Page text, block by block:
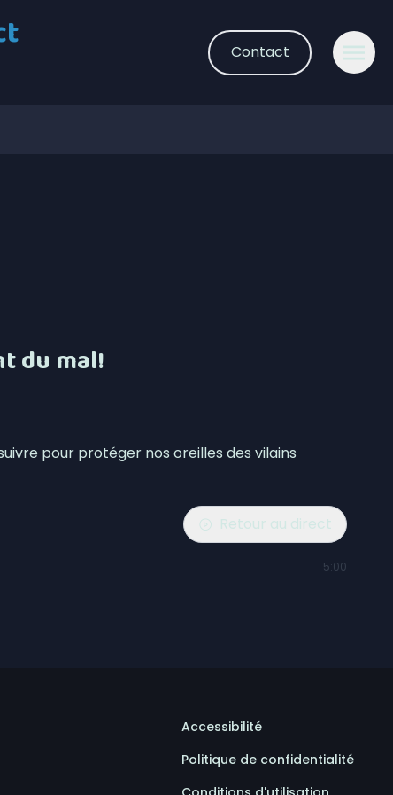
Contact
du mal!
pour protéger nos oreilles des vilains
Retour au direct
5:00
Accessibilité
Politique de confidentialité